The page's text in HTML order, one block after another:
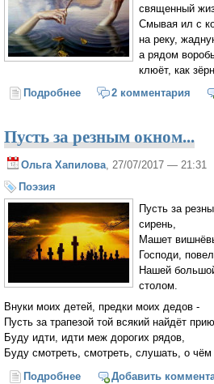
священный
Смывая ил с
на реку,
а рядом
клюёт, как
Подробнее о Память крыл
2 комментария
Пусть за резным окном...
Ольга Хапилова, 27/07/2017 — 21:31
Поэзия
Пусть за
сирень,
Машет
Господи,
Нашей
столом.
Внуки моих детей, предки моих дедов -
Пусть за трапезой той всякий найдёт
Буду идти, идти меж дорогих рядов,
Буду смотреть, смотреть, слушать, о чём
Подробнее о Пусть за резным
Добавить